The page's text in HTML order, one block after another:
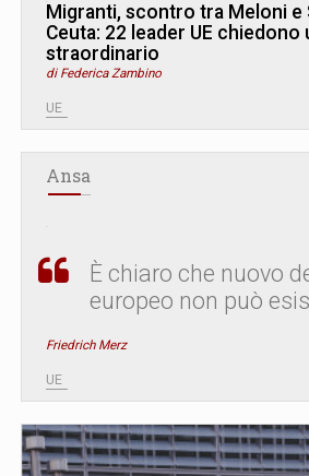
Migranti, scontro tra Meloni e
Ceuta: 22 leader UE chiedono
straordinario
di Federica Zambino
UE
Ansa
È chiaro che nuovo
europeo non può
Friedrich Merz
UE